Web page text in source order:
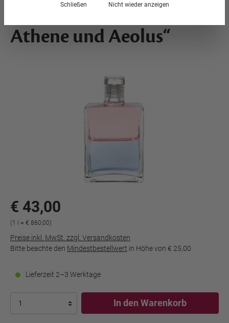
Equilibrium B57 „Pallas
Athene und Aeolus“
€ 43,00
(1 l = € 860,00)
Preise inkl. MwSt. zzgl. Versandkosten
Bitte beachte den Mindestbestellwert in Höhe von € 25,00
Lieferzeit 2–3 Werktage
In den Warenkorb
Schließen Nicht wieder anzeigen